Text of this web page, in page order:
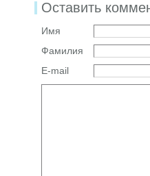
Оставить
Имя
Фамилия
E-mail